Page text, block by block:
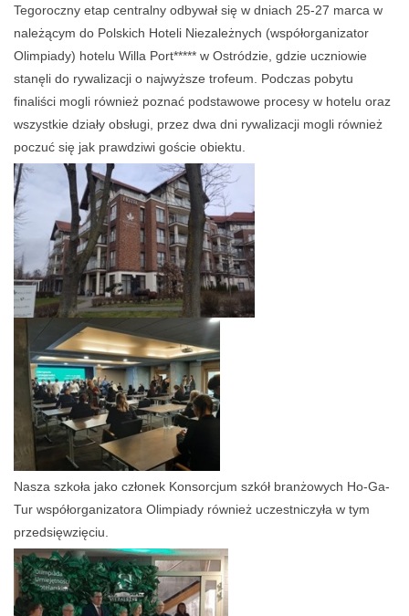
Tegoroczny etap centralny odbywał się w dniach 25-27 marca w
należącym do Polskich Hoteli Niezależnych (współorganizator
Olimpiady) hotelu Willa Port***** w Ostródzie, gdzie uczniowie
stanęli do rywalizacji o najwyższe trofeum. Podczas pobytu
finaliści mogli również poznać podstawowe procesy w hotelu oraz
wszystkie działy obsługi, przez dwa dni rywalizacji mogli również
poczuć się jak prawdziwi goście obiektu.
Nasza szkoła jako członek Konsorcjum szkół branżowych Ho-Ga-
Tur współorganizatora Olimpiady również uczestniczyła w tym
przedsięwzięciu.